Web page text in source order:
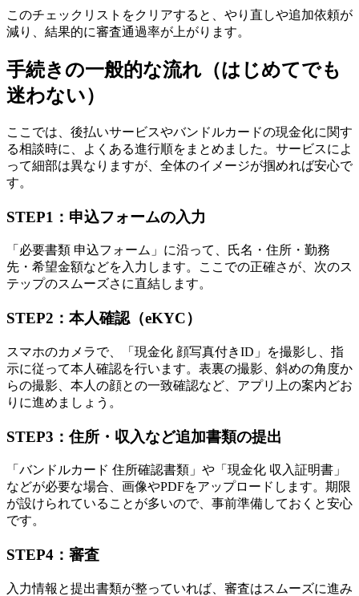
このチェックリストをクリアすると、やり直しや追加依頼が
減り、結果的に審査通過率が上がります。
手続きの一般的な流れ（はじめてでも
迷わない）
ここでは、後払いサービスやバンドルカードの現金化に関す
る相談時に、よくある進行順をまとめました。サービスによ
って細部は異なりますが、全体のイメージが掴めれば安心で
す。
STEP1：申込フォームの入力
「必要書類 申込フォーム」に沿って、氏名・住所・勤務
先・希望金額などを入力します。ここでの正確さが、次のス
テップのスムーズさに直結します。
STEP2：本人確認（eKYC）
スマホのカメラで、「現金化 顔写真付きID」を撮影し、指
示に従って本人確認を行います。表裏の撮影、斜めの角度か
らの撮影、本人の顔との一致確認など、アプリ上の案内どお
りに進めましょう。
STEP3：住所・収入など追加書類の提出
「バンドルカード 住所確認書類」や「現金化 収入証明書」
などが必要な場合、画像やPDFをアップロードします。期限
が設けられていることが多いので、事前準備しておくと安心
です。
STEP4：審査
入力情報と提出書類が整っていれば、審査はスムーズに進み